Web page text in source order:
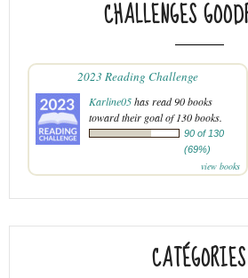
CHALLENGES
2023 Reading Challenge
Karline05has read 90 books
toward their goal of 130 books.
90 of 130
(69%)
view books
CATÉGORIES